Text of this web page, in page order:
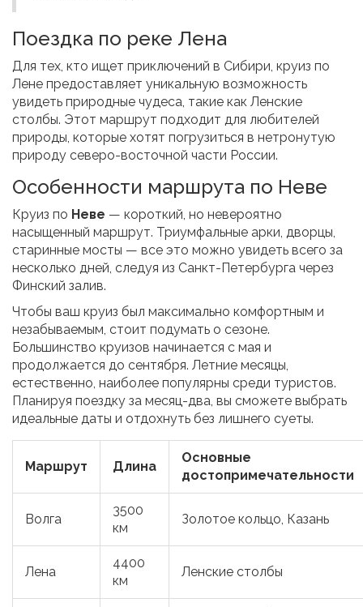
Поездка по реке Лена
Для тех, кто ищет приключений в Сибири, круиз по
Лене предоставляет уникальную возможность
увидеть природные чудеса, такие как Ленские
столбы. Этот маршрут подходит для любителей
природы, которые хотят погрузиться в нетронутую
природу северо-восточной части России.
Особенности маршрута по Неве
Круиз по Неве — короткий, но невероятно
насыщенный маршрут. Триумфальные арки, дворцы,
старинные мосты — все это можно увидеть всего за
несколько дней, следуя из Санкт-Петербурга через
Финский залив.
Чтобы ваш круиз был максимально комфортным и
незабываемым, стоит подумать о сезоне.
Большинство круизов начинается с мая и
продолжается до сентября. Летние месяцы,
естественно, наиболее популярны среди туристов.
Планируя поездку за месяц-два, вы сможете выбрать
идеальные даты и отдохнуть без лишнего суеты.
Маршрут Длина
Основные
достопримечательности
Волга
3500
км
Золотое кольцо, Казань
Лена
4400
км
Ленские столбы